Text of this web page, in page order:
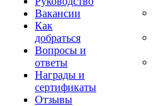
Вакансии
Как
добраться
Вопросы и
ответы
Награды и
сертификаты
Отзывы